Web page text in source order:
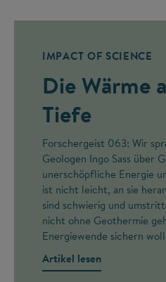
IMPACT OF SCIENCE
Die Wärme
Tiefe
Forschergeist 063: Wir
Geologen Ingo Sass über
unerschöpfliche Energie
ist nicht leicht, an sie
sind schwierig und
nicht ohne Geothermie
Energiewende sichern
Artikel lesen